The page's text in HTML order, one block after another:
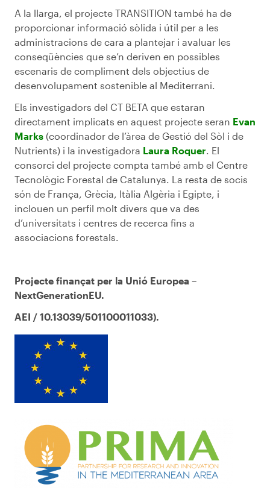
A la llarga, el projecte TRANSITION també ha de
proporcionar informació sòlida i útil per a les
administracions de cara a plantejar i avaluar les
conseqüències que se’n deriven en possibles
escenaris de compliment dels objectius de
desenvolupament sostenible al Mediterrani.
Els investigadors del CT BETA que estaran
directament implicats en aquest projecte seran Evan
Marks (coordinador de l’àrea de Gestió del Sòl i de
Nutrients) i la investigadora Laura Roquer . El
consorci del projecte compta també amb el Centre
Tecnològic Forestal de Catalunya. La resta de socis
són de França, Grècia, Itàlia Algèria i Egipte, i
inclouen un perfil molt divers que va des
d’universitats i centres de recerca fins a
associacions forestals.
Projecte finançat per la Unió Europea –
NextGenerationEU.
AEI / 10.13039/501100011033).